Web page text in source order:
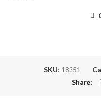
SKU: 18351
Share